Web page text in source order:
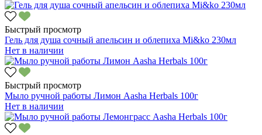
Быстрый просмотр
Гель для душа сочный апельсин и облепиха Mi&ko 230мл
Нет в наличии
Быстрый просмотр
Мыло ручной работы Лимон Aasha Herbals 100г
Нет в наличии